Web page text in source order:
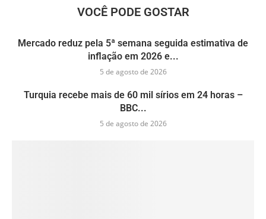
VOCÊ PODE GOSTAR
Mercado reduz pela 5ª semana seguida estimativa de
inflação em 2026 e...
5 de agosto de 2026
Turquia recebe mais de 60 mil sírios em 24 horas –
BBC...
5 de agosto de 2026